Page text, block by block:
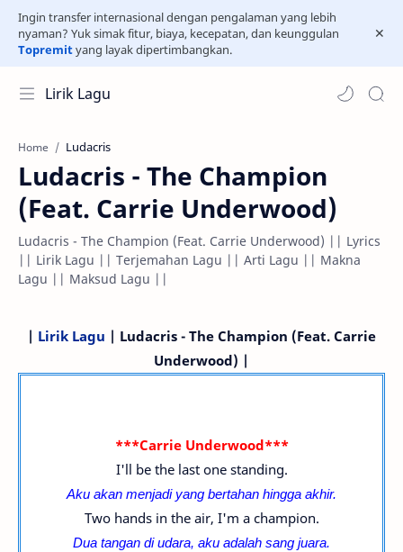
Ingin transfer internasional dengan pengalaman yang lebih
nyaman? Yuk simak fitur, biaya, kecepatan, dan keunggulan
Topremityang layak dipertimbangkan.
Lirik Lagu
Home Ludacris
Ludacris - The Champion
(Feat. Carrie Underwood)
Ludacris - The Champion (Feat. Carrie Underwood) || Lyrics
|| Lirik Lagu || Terjemahan Lagu || Arti Lagu || Makna
Lagu || Maksud Lagu ||
| Lirik Lagu | Ludacris - The Champion (Feat. Carrie
Underwood) |
***Carrie Underwood***
I'll be the last one standing.
Aku akan menjadi yang bertahan hingga akhir.
Two hands in the air, I'm a champion.
Dua tangan di udara, aku adalah sang juara.